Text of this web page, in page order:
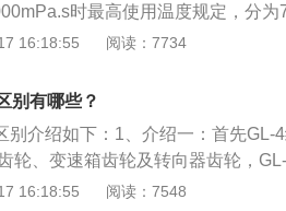
是：1、新齿轮机构没有磨合好，
强过滤，磨合后换油。2、负荷大
时最高使用温度规定，分为
140和140七个粘度等级。关于
出现。随着生产的发展，齿轮运转
个用于啮合的凸起部分。一般说来
齿互相接触，导致齿轮的持续啮合
16:18:55 阅读：7734
别有哪些？
别介绍如下：1、介绍一：首先GL-
轮、变速箱齿轮及转向器齿轮，
特别苛刻的差速器齿轮及后桥齿轮
16:18:55 阅读：7548